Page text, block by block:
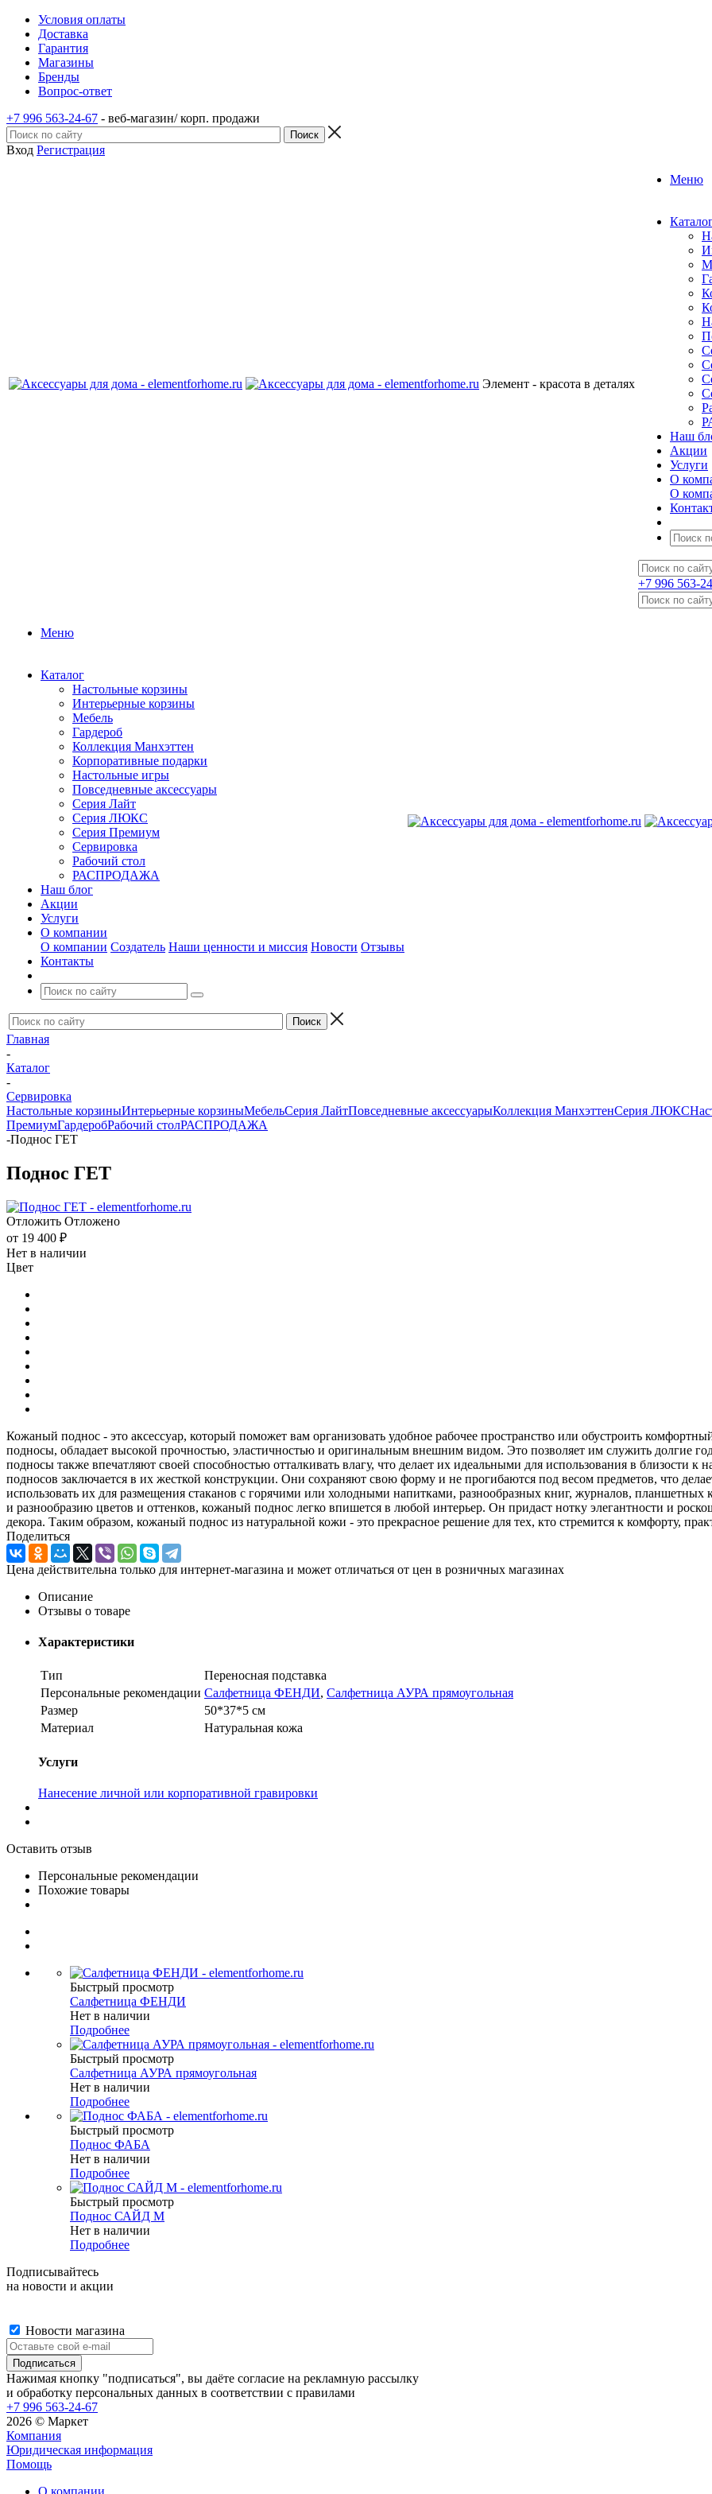
Условия оплаты
Доставка
Гарантия
Магазины
Бренды
Вопрос-ответ
+7 996 563-24-67 - веб-магазин/ корп. продажи
Вход Регистрация
Элемент - красота в деталях
Меню
Наш
Акции
Услуги
О
О
+7 996 563-
Меню
Каталог
Настольные корзины
Интерьерные корзины
Мебель
Гардероб
Коллекция Манхэттен
Корпоративные подарки
Настольные игры
Повседневные аксессуары
Серия Лайт
Серия ЛЮКС
Серия Премиум
Сервировка
Рабочий стол
РАСПРОДАЖА
Наш блог
Акции
Услуги
О компании
О компании Создатель Наши ценности и миссия Новости Отзывы
Контакты
Главная
-
Каталог
-
Сервировка
Настольные корзиныИнтерьерные корзиныМебельСерия ЛайтПовседневные аксессуарыКоллекция МанхэттенСерия ЛЮКС
ПремиумГардеробРабочий столРАСПРОДАЖА
-Поднос ГЕТ
Поднос ГЕТ
Отложить Отложено
от 19 400 ₽
Нет в наличии
Цвет
Кожаный поднос - это аксессуар, который поможет вам организовать удобное рабочее пространство или обустроить
подносы, обладает высокой прочностью, эластичностью и оригинальным внешним видом. Это позволяет им служить долгие
подносы также впечатляют своей способностью отталкивать влагу, что делает их идеальными для использования в близости
подносов заключается в их жесткой конструкции. Они сохраняют свою форму и не прогибаются под весом предметов, что
использовать их для размещения стаканов с горячими или холодными напитками, разнообразных книг, журналов, планшетных
и разнообразию цветов и оттенков, кожаный поднос легко впишется в любой интерьер. Он придаст нотку элегантности и
декора. Таким образом, кожаный поднос из натуральной кожи - это прекрасное решение для тех, кто стремится к комфорту,
Поделиться
Цена действительна только для интернет-магазина и может отличаться от цен в розничных магазинах
Описание
Отзывы о товаре
Характеристики
Тип
Переносная подставка
Персональные рекомендации Салфетница ФЕНДИ, Салфетница АУРА прямоугольная
Размер
50*37*5 см
Материал
Натуральная кожа
Услуги
Нанесение личной или корпоративной гравировки
Оставить отзыв
Персональные рекомендации
Похожие товары
Быстрый просмотр
Салфетница ФЕНДИ
Нет в наличии
Подробнее
Быстрый просмотр
Салфетница АУРА прямоугольная
Нет в наличии
Подробнее
Быстрый просмотр
Поднос ФАБА
Нет в наличии
Подробнее
Быстрый просмотр
Поднос САЙД М
Нет в наличии
Подробнее
Подписывайтесь
на новости и акции
Новости магазина
Нажимая кнопку "подписаться", вы даёте согласие на рекламную рассылку
и обработку персональных данных в соответствии с правилами
+7 996 563-24-67
2026 © Маркет
Компания
Юридическая информация
Помощь
О компании